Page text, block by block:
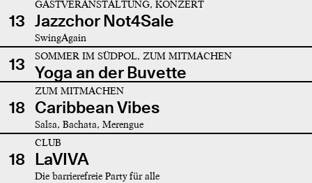
13
GASTVERANSTALTUNG, KONZERT
Jazzchor Not4Sale
SwingAgain
13 SOMMER IM SÜDPOL, ZUM MITMACHEN
Yoga an der Buvette
18
ZUM MITMACHEN
Caribbean Vibes
Salsa, Bachata, Merengue
18
CLUB
LaVIVA
Die barrierefreie Party für alle